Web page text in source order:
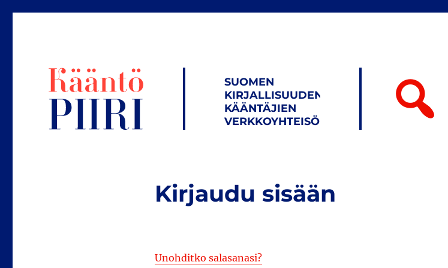
SUOMEN
KIRJALLISUUDEN
KÄÄNTÄJIEN
VERKKOYHTEISÖ
Kirjaudu sisään
Unohditko salasanasi?